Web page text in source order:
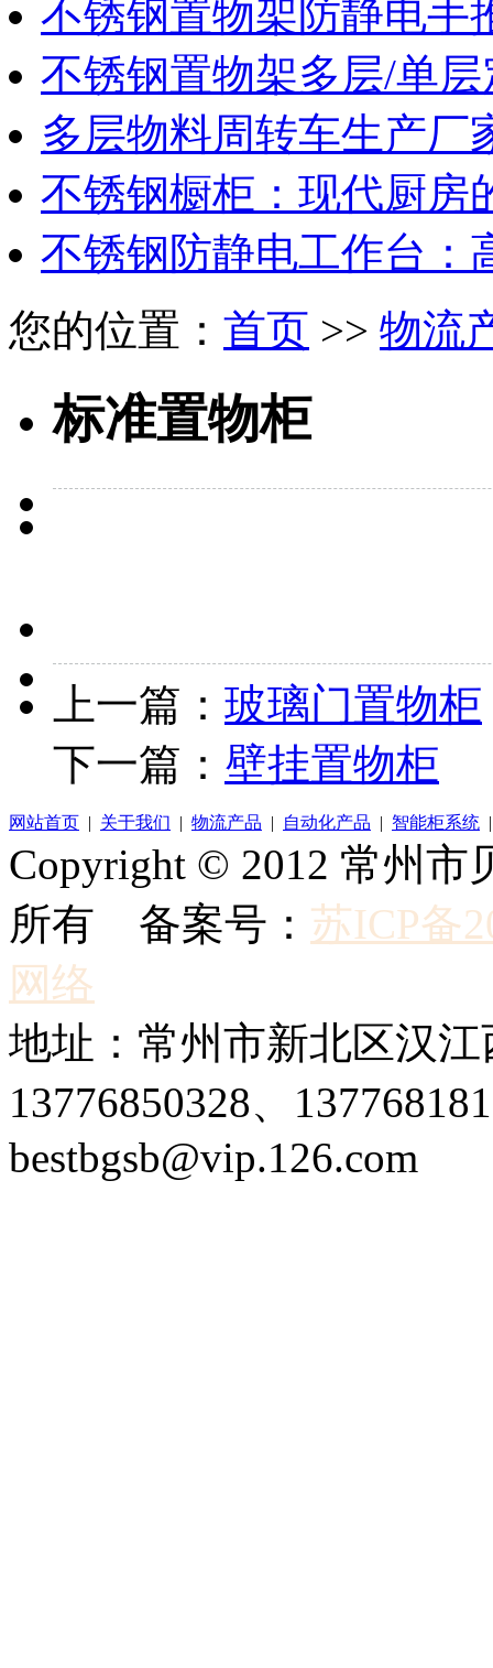
不锈钢置物架防静电手
不锈钢置物架多层/单
多层物料周转车生产厂
不锈钢橱柜：现代厨房
不锈钢防静电工作台：
您的位置： 首页 >> 物流
标准置物柜
上一篇： 玻璃门置物柜
下一篇： 壁挂置物柜
网站首页 | 关于我们 | 物流产品 | 自动化产品 | 智能柜系统
Copyright © 2012 常州
所有 备案号： 苏ICP备
网络
地址：常州市新北区汉
13776850328、
bestbgsb@vip.126.com